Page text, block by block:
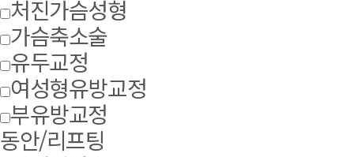
처진가슴성형
가슴축소술
유두교정
여성형유방교정
부유방교정
동안/리프팅